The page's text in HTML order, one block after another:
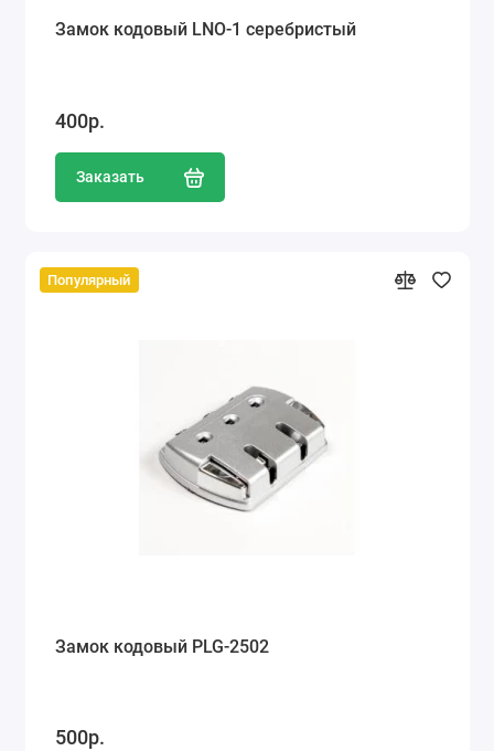
Замок кодовый LNO-1 серебристый
400р.
Заказать
Популярный
Замок кодовый PLG-2502
500р.